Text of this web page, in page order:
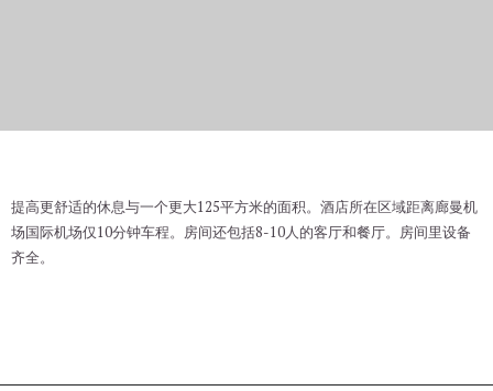
提高更舒适的休息与一个更大125平方米的面积。酒店所在区域距离廊曼机
场国际机场仅10分钟车程。房间还包括8-10人的客厅和餐厅。房间里设备
齐全。